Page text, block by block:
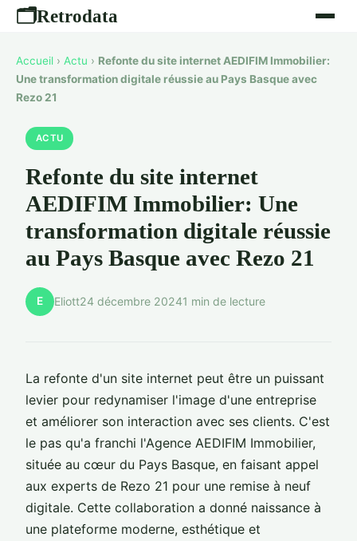
🗂Retrodata
Accueil › Actu › Refonte du site internet AEDIFIM Immobilier:
Une transformation digitale réussie au Pays Basque avec
Rezo 21
ACTU
Refonte du site internet
AEDIFIM Immobilier: Une
transformation digitale réussie
au Pays Basque avec Rezo 21
E Eliott24 décembre 20241 min de lecture
La refonte d'un site internet peut être un puissant
levier pour redynamiser l'image d'une entreprise
et améliorer son interaction avec ses clients. C'est
le pas qu'a franchi l'Agence AEDIFIM Immobilier,
située au cœur du Pays Basque, en faisant appel
aux experts de Rezo 21 pour une remise à neuf
digitale. Cette collaboration a donné naissance à
une plateforme moderne, esthétique et